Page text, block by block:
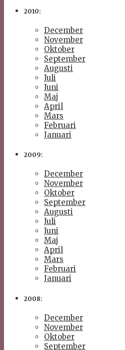
2010:
December
November
Oktober
September
Augusti
Juli
Juni
Maj
April
Mars
Februari
Januari
2009:
December
November
Oktober
September
Augusti
Juli
Juni
Maj
April
Mars
Februari
Januari
2008:
December
November
Oktober
September